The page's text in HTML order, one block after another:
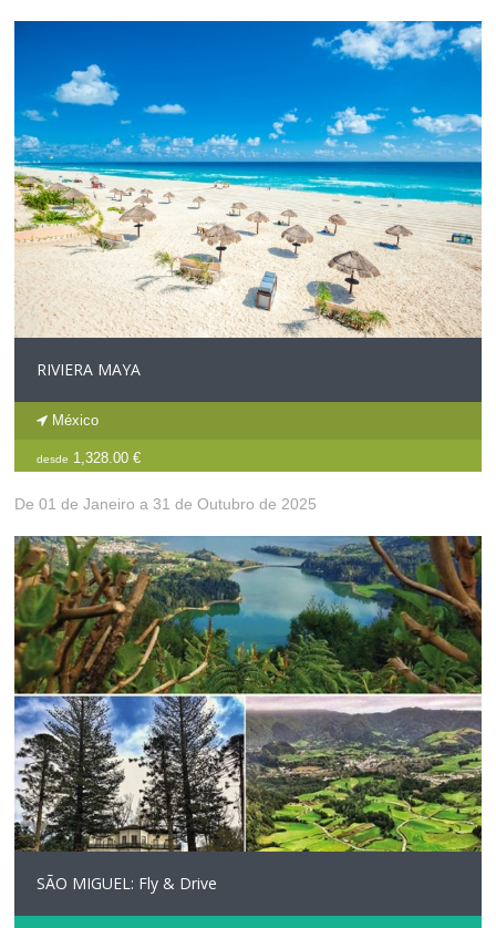
RIVIERA MAYA
México
desde 1,328.00 €
De 01 de Janeiro a 31 de Outubro de 2025
SÃO MIGUEL: Fly & Drive